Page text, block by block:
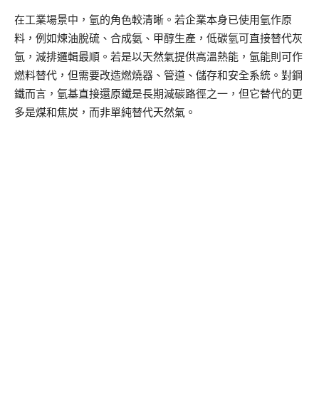
在工業場景中，氫的角色較清晰。若企業本身已使用氫作原
料，例如煉油脫硫、合成氨、甲醇生產，低碳氫可直接替代灰
氫，減排邏輯最順。若是以天然氣提供高溫熱能，氫能則可作
燃料替代，但需要改造燃燒器、管道、儲存和安全系統。對鋼
鐵而言，氫基直接還原鐵是長期減碳路徑之一，但它替代的更
多是煤和焦炭，而非單純替代天然氣。